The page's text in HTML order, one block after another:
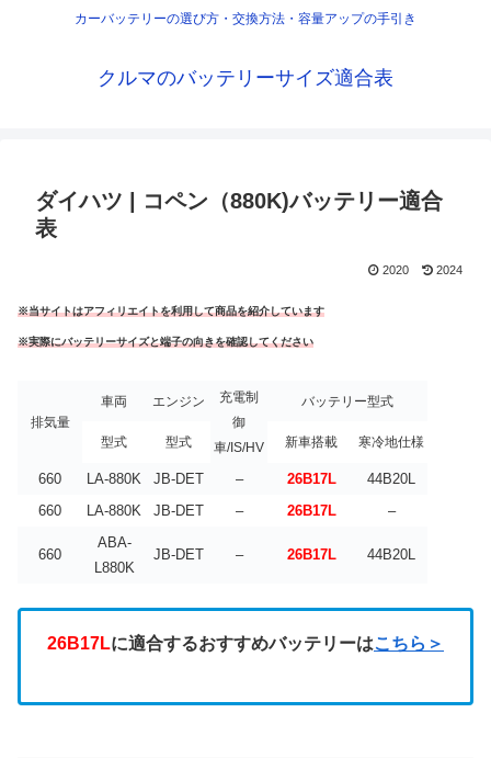
カーバッテリーの選び方・交換方法・容量アップの手引き
クルマのバッテリーサイズ適合表
ダイハツ | コペン（880K)バッテリー適合
表
2020 2024
※当サイトはアフィリエイトを利用して商品を紹介しています
※実際にバッテリーサイズと端子の向きを確認してください
排気量
車両 エンジン
充電制
御
車/IS/HV
バッテリー型式
型式 型式 新車搭載 寒冷地仕様
660 LA-880K JB-DET – 26B17L
44B20L
660
LA-880K JB-DET – 26B17L –
660
ABA-
L880K
JB-DET – 26B17L 44B20L
26B17Lに適合するおすすめバッテリーはこちら＞